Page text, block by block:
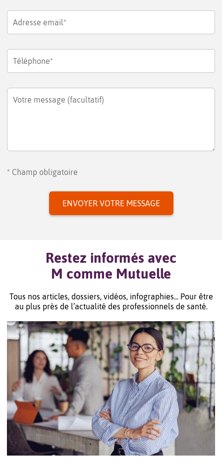
Adresse email*
Téléphone*
Votre message (facultatif)
* Champ obligatoire
Restez informés avec
M comme Mutuelle
Tous nos articles, dossiers, vidéos, infographies... Pour être
au plus près de l’actualité des professionnels de santé.